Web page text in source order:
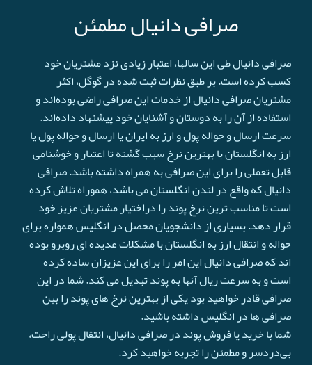
صرافی دانیال مطمئن
صرافی دانیال طی این سالها، اعتبار زیادی نزد مشتریان خود
کسب کرده است. بر طبق نظرات ثبت شده در گوگل، اکثر
مشتریان صرافی دانیال از خدمات این صرافی راضی بوده‌اند و
استفاده از آن را به دوستان و آشنایان خود پیشنهاد داده‌اند.
سرعت ارسال و حواله پول و ارز به ایران یا ارسال و حواله پول یا
ارز به انگلستان با بهترین نرخ سبب گشته تا اعتبار و خوشنامی
قابل تعملی را برای این صرافی به همراه داشته باشد. صرافی
دانیال که واقع در لندن انگلستان می باشد، هموراه تلاش کرده
است تا مناسب ترین نرخ پوند را دراختیار مشتریان عزیز خود
قرار دهد. بسیاری از دانشجویان محصل در انگلیس همواره برای
حواله و انتقال ارز به انگلستان با مشکلات عدیده ای روبرو بوده
اند که صرافی دانیال این امر را برای این عزیزان ساده کرده
است و به سرعت ريال آنها به پوند تبدیل می کند. شما در این
صرافی قادر خواهید بود یکی از بهترین نرخ های پوند را بین
صرافی ها در انگلیس داشته باشید.
شما با خرید یا فروش پوند در صرافی دانیال، انتقال پولی راحت،
بی‌دردسر و مطمئن را تجربه خواهید کرد.